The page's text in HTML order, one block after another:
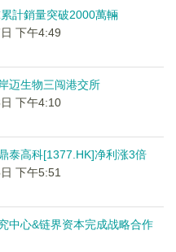
計銷量突破2000萬輛
下午4:49
迈生物三闯港交所
下午4:10
泰高科[1377.HK]净利涨3倍
下午5:51
中心&链界资本完成战略合作